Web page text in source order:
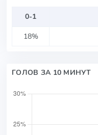
0-1
18%
ГОЛОВ ЗА 10 МИНУТ